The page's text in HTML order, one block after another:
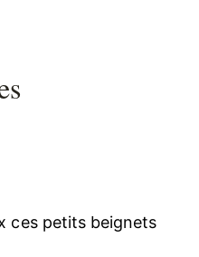
ces petits beignets